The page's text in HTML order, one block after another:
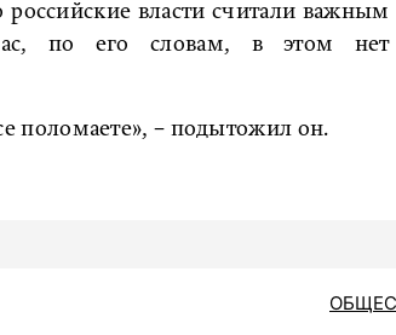
власти считали важным
по его словам, в этом нет
поломаете», − подытожил он.